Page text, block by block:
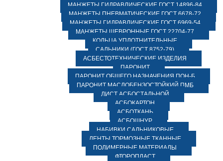
МАНЖЕТЫ ГИДРАВЛИЧЕСКИЕ ГОСТ 14896-84
МАНЖЕТЫ ПНЕВМАТИЧЕСКИЕ ГОСТ 6678-72
МАНЖЕТЫ ГИДРАВЛИЧЕСКИЕ ГОСТ 6969-54
МАНЖЕТЫ ШЕВРОННЫЕ ГОСТ 22704-77
КОЛЬЦА УПЛОТНИТЕЛЬНЫЕ
САЛЬНИКИ (ГОСТ 8752-79)
АСБЕСТОТЕХНИЧЕСКИЕ ИЗДЕЛИЯ
ПАРОНИТ
ПАРОНИТ ОБЩЕГО НАЗНАЧЕНИЯ ПОН-Б
ПАРОНИТ МАСЛОБЕНЗОСТОЙКИЙ ПМБ
ЛИСТ АСБОСТАЛЬНОЙ
АСБОКАРТОН
АСБОТКАНЬ
АСБОШНУР
НАБИВКИ САЛЬНИКОВЫЕ
ЛЕНТЫ ТОРМОЗНЫЕ ТКАННЫЕ
ПОЛИМЕРНЫЕ МАТЕРИАЛЫ
ФТОРОПЛАСТ